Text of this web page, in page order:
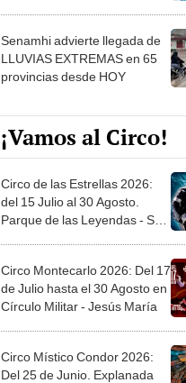
Senamhi advierte llegada de
LLUVIAS EXTREMAS en 65
provincias desde HOY
¡Vamos al Circo!
Circo de las Estrellas 2026:
del 15 Julio al 30 Agosto.
Parque de las Leyendas - San
Circo Montecarlo 2026: Del 17
de Julio hasta el 30 Agosto en
Círculo Militar - Jesús María
Circo Místico Condor 2026:
Del 25 de Junio. Explanada